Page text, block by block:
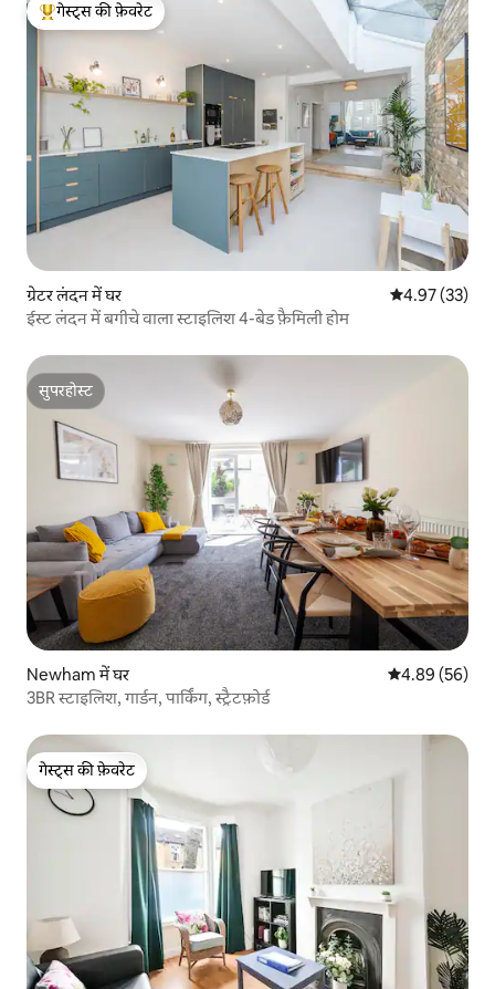
गेस्ट्स का टॉप फ़ेवरेट
गेस्ट्स की फ़ेवरेट
ग्रेटर लंदन में घर औसत रेटिंग 5 में
4.97 (33)
ईस्ट लंदन में बगीचे वाला स्टाइलिश 4-बेड फ़ैमिली होम
सुपरहोस्ट
सुपरहोस्ट
Newham में घर औसत रेटिंग 5 में
4.89 (56)
3BR स्टाइलिश, गार्डन, पार्किंग, स्ट्रैटफ़ोर्ड
गेस्ट्स की फ़ेवरेट
गेस्ट्स की फ़ेवरेट